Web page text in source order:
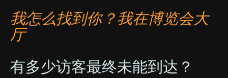
我怎么找到你？我在博览会大
厅
有多少访客最终未能到达？